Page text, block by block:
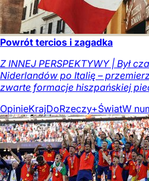
Powrót tercios i zagadka
Z INNEJ PERSPEKTYWY | Był
Niderlandów po Italię –
zwarte formacje hiszpańskiej
OpinieKrajDoRzeczy+ŚwiatW